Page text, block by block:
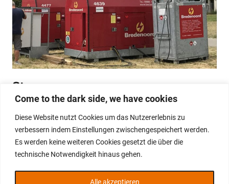
Come to the dark side, we have cookies
Diese Website nutzt Cookies um das Nutzererlebnis zu
verbessern indem Einstellungen zwischengespeichert werden.
Es werden keine weiteren Cookies gesetzt die über die
technische Notwendigkeit hinaus gehen.
Alle akzeptieren
Stromversorgung
Hinter jeder gelungenen Veranstaltung steht eine
zuverlässige Energieversorgung.
WEITERLESEN
WordPress-Theme: Gridbox von ThemeZee.